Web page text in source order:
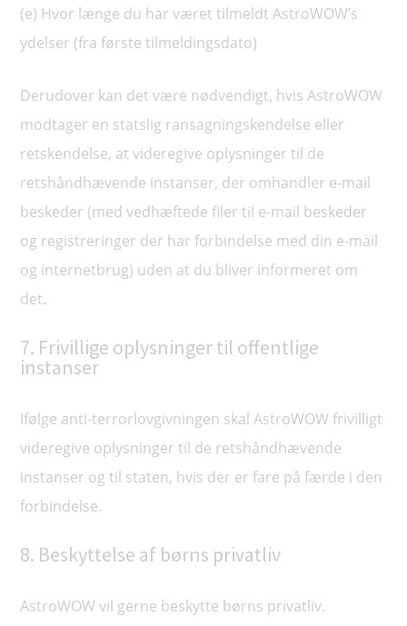
(e) Hvor længe du har været tilmeldt AstroWOW’s
ydelser (fra første tilmeldingsdato)
Derudover kan det være nødvendigt, hvis AstroWOW
modtager en statslig ransagningskendelse eller
retskendelse, at videregive oplysninger til de
retshåndhævende instanser, der omhandler e-mail
beskeder (med vedhæftede filer til e-mail beskeder
og registreringer der har forbindelse med din e-mail
og internetbrug) uden at du bliver informeret om
det.
7. Frivillige oplysninger til offentlige
instanser
Ifølge anti-terrorlovgivningen skal AstroWOW frivilligt
videregive oplysninger til de retshåndhævende
instanser og til staten, hvis der er fare på færde i den
forbindelse.
8. Beskyttelse af børns privatliv
AstroWOW vil gerne beskytte børns privatliv.